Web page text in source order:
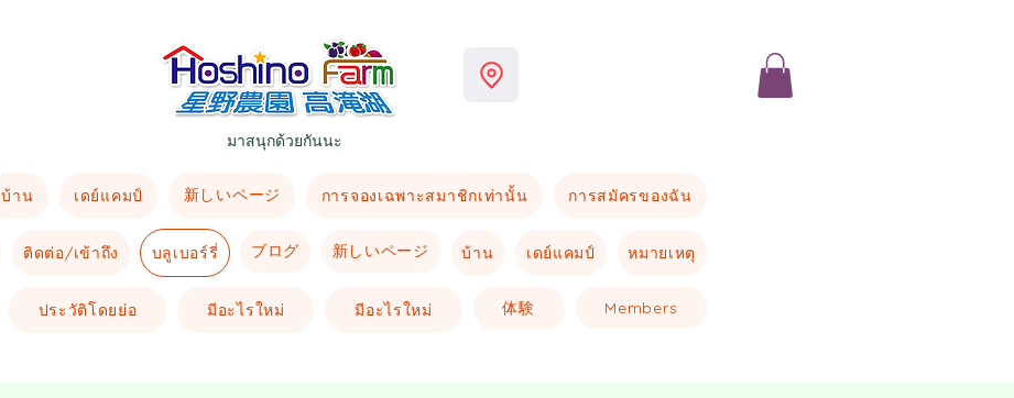
มาสนุกด้วยกันนะ
บ้าน เดย์แคมป์ 新しいページ การจองเฉพาะสมาชิกเท่านั้น การสมัครของฉัน
ติดต่อ/เข้าถึง บลูเบอร์รี่ ブログ 新しいページ บ้าน เดย์แคมป์ หมายเหตุ
ประวัติโดยย่อ มีอะไรใหม่ มีอะไรใหม่ 体験 Members